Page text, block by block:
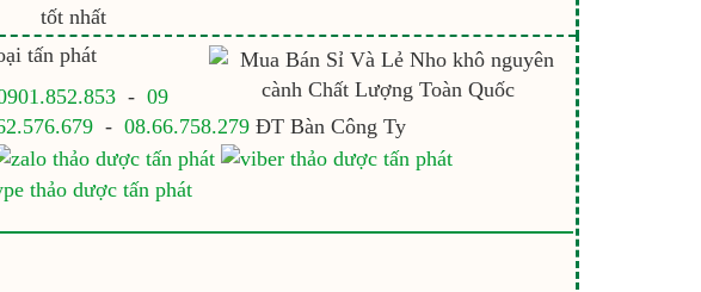
tốt nhất
- 09
- 08.66.758.279ĐT Bàn Công Ty